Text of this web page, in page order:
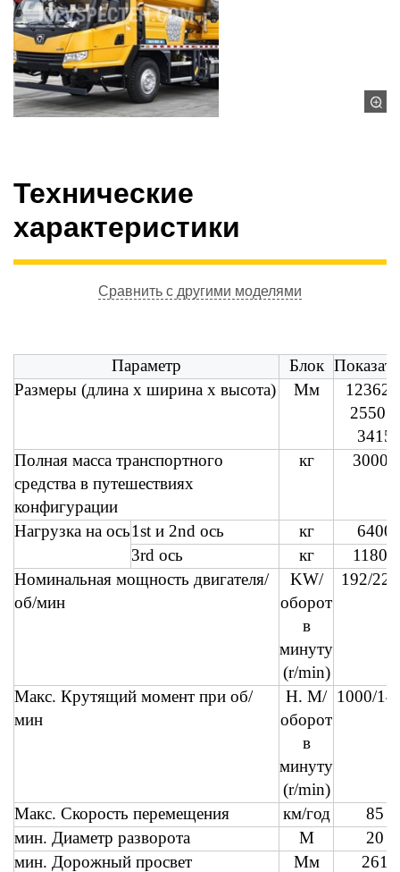
Технические
характеристики
Сравнить с другими моделями
Параметр Блок
Размеры (длина x ширина x высота)
Мм
12362
2550 ×
3415
Полная масса транспортного
средства в путешествиях
конфигурации
кг 30000
Нагрузка на ось1st и 2nd ось кг
6400
3rd ось
кг
11800
Номинальная мощность двигателя/
об/мин
KW/
оборот
в
минуту
(r/min)
192/
Макс. Крутящий момент при об/
мин
Н. М/
оборот
в
минуту
(r/min)
1000/
Макс. Скорость перемещения км/год
85
мин. Диаметр разворота
М
20
мин. Дорожный просвет
Мм
261